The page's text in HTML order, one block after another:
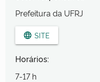
Prefeitura da UFRJ
language SITE
Horários:
7-17 h